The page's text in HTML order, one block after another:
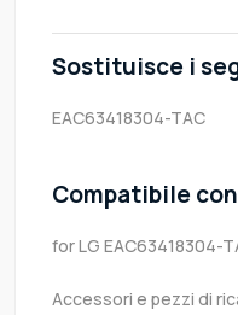
Sostituisce i
EAC63418304-TAC
Compatibile
for LG EAC63418304-
Accessori e pezzi di